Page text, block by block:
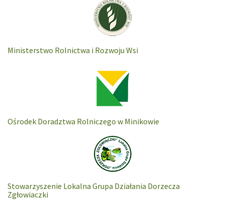
Ministerstwo Rolnictwa i Rozwoju Wsi
Ośrodek Doradztwa Rolniczego w Minikowie
Stowarzyszenie Lokalna Grupa Działania Dorzecza
Zgłowiaczki